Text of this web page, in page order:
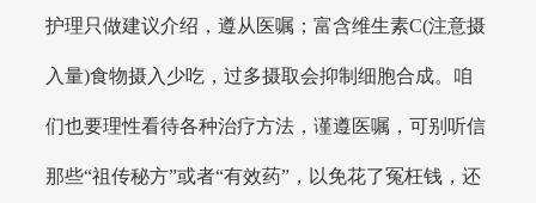
护理只做建议介绍，遵从医嘱；富含维生素C(注意摄
入量)食物摄入少吃，过多摄取会抑制细胞合成。咱
们也要理性看待各种治疗方法，谨遵医嘱，可别听信
那些“祖传秘方”或者“有效药”，以免花了冤枉钱，还